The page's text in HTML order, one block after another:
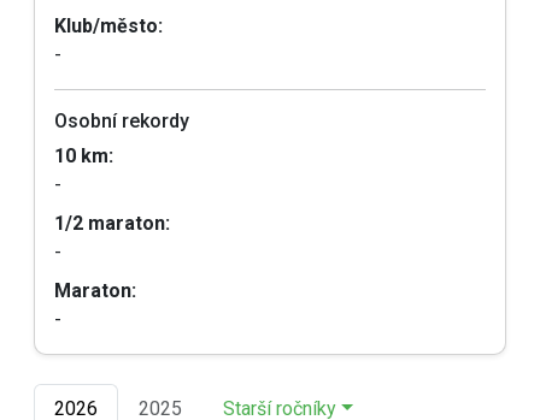
Klub/město:
-
Osobní rekordy
10 km:
-
1/2 maraton:
-
Maraton:
-
2026 2025 Starší ročníky